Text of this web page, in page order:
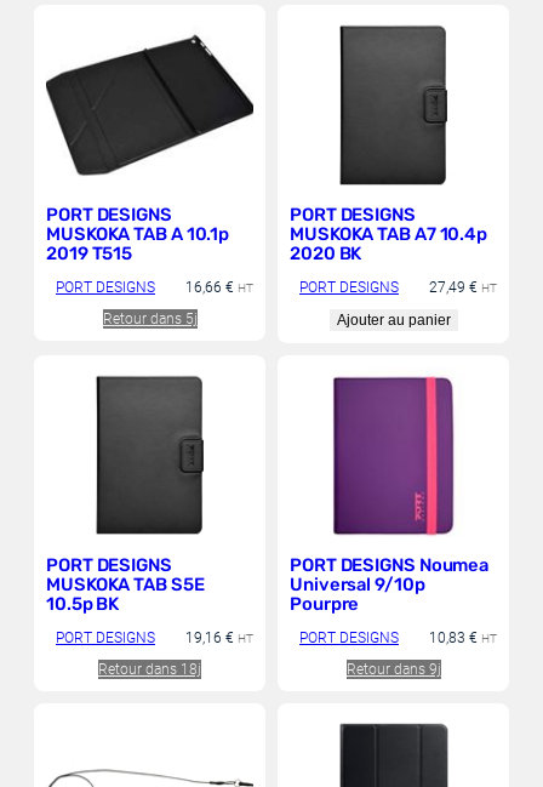
PORT DESIGNS
MUSKOKA TAB A 10.1p
2019 T515
PORT DESIGNS 16,66 € HT
Retour dans 5j
PORT DESIGNS
MUSKOKA TAB A7 10.4p
2020 BK
PORT DESIGNS 27,49 € HT
Ajouter au panier
PORT DESIGNS
MUSKOKA TAB S5E
10.5p BK
PORT DESIGNS 19,16 € HT
Retour dans 18j
PORT DESIGNS Noumea
Universal 9/10p
Pourpre
PORT DESIGNS 10,83 € HT
Retour dans 9j